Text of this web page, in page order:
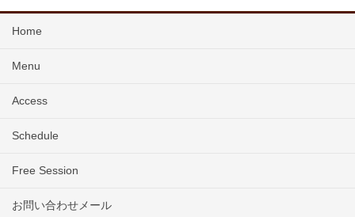
Home
Menu
Access
Schedule
Free Session
お問い合わせメール